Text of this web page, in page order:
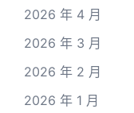
2026 年 4 月
2026 年 3 月
2026 年 2 月
2026 年 1 月